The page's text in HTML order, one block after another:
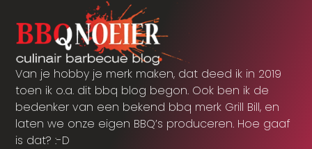
Van je hobby je merk maken, dat deed ik in 2019
toen ik o.a. dit bbq blog begon. Ook ben ik de
bedenker van een bekend bbq merk Grill Bill, en
laten we onze eigen BBQ’s produceren. Hoe gaaf
is dat? :-D